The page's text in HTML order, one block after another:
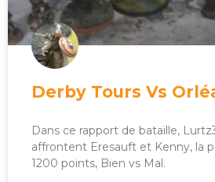
Derby Tours Vs
Dans ce rapport de bataille,
affrontent Eresauft et Kenny, la
1200 points, Bien vs Mal.